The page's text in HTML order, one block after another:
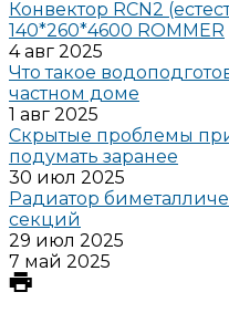
Конвектор RCN2
140*260*4600 ROMMER
4 авг 2025
Что такое
частном доме
1 авг 2025
Скрытые проблемы
подумать заранее
30 июл 2025
Радиатор
секций
29 июл 2025
7 май 2025